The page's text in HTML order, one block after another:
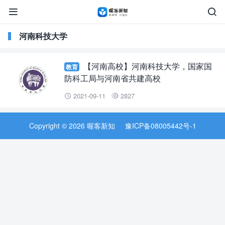


河南科技大学
教育
【河南高校】河南科技大学，国家国
防科工局与河南省共建高校
 2021-09-11  2827
Copyright © 2026 喔客新知 豫ICP备08005442号-1